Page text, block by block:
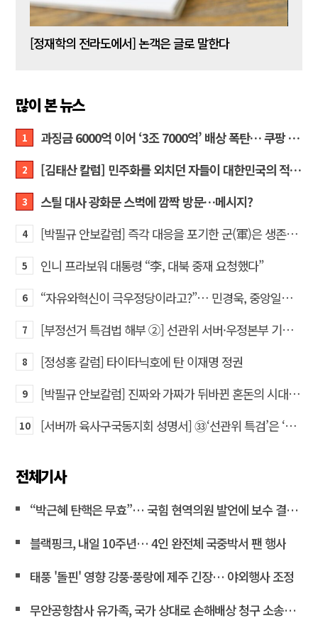
[정재학의 전라도에서] 논객은 글로 말한다
많이 본 뉴스
1 과징금 6000억 이어 ‘3조 7000억’ 배상 폭탄… 쿠팡 때리기에 한미 통상 ‘초비상’
2 [김태산 칼럼] 민주화를 외치던 자들이 대한민국의 적이고 간첩이었다
3 스틸 대사 광화문 스벅에 깜짝 방문…메시지?
4 [박필규 안보칼럼] 즉각 대응을 포기한 군(軍)은 생존할 수 없다
5 인니 프라보워 대통령 “李, 대북 중재 요청했다”
6 “자유와혁신이 극우정당이라고?”… 민경욱, 중앙일보 직격
7 [부정선거 특검법 해부 ②] 선관위 서버·우정본부 기록까지…‘증거를 끌어오는 칼’
8 [정성홍 칼럼] 타이타닉호에 탄 이재명 정권
9 [박필규 안보칼럼] 진짜와 가짜가 뒤바뀐 혼돈의 시대, 안보 파탄은 막아야
10 [서버까 육사구국동지회 성명서] ㉝‘선관위 특검’은 ‘부정선거 특검’으로 명명하고 박주현 변호사를 ‘특검’으로 임명하라!
전체기사
“박근혜 탄핵은 무효”… 국힘 현역의원 발언에 보수 결집 목소리 고조
블랙핑크, 내일 10주년… 4인 완전체 국중박서 팬 행사
태풍 '돌핀' 영향 강풍·풍랑에 제주 긴장… 야외행사 조정
무안공항참사 유가족, 국가 상대로 손해배상 청구 소송한다